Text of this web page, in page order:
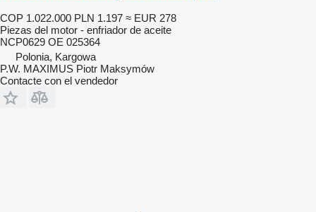
COP 1.022.000 PLN 1.197 ≈ EUR 278
Piezas del motor - enfriador de aceite
NCP0629 OE 025364
Polonia, Kargowa
P.W. MAXIMUS Piotr Maksymów
Contacte con el vendedor